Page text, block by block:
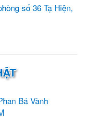
số 36 Tạ Hiện,
Bá Vành